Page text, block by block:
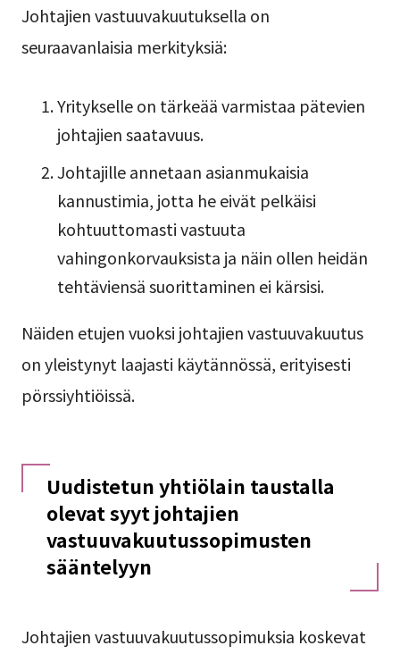
Johtajien vastuuvakuutuksella on
seuraavanlaisia merkityksiä:
Yritykselle on tärkeää varmistaa pätevien
johtajien saatavuus.
Johtajille annetaan asianmukaisia
kannustimia, jotta he eivät pelkäisi
kohtuuttomasti vastuuta
vahingonkorvauksista ja näin ollen heidän
tehtäviensä suorittaminen ei kärsisi.
Näiden etujen vuoksi johtajien vastuuvakuutus
on yleistynyt laajasti käytännössä, erityisesti
pörssiyhtiöissä.
Uudistetun yhtiölain taustalla
olevat syyt johtajien
vastuuvakuutussopimusten
sääntelyyn
Johtajien vastuuvakuutussopimuksia koskevat